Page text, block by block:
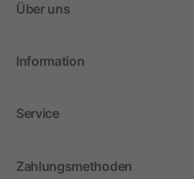
Über uns
Information
Service
Zahlungsmethoden